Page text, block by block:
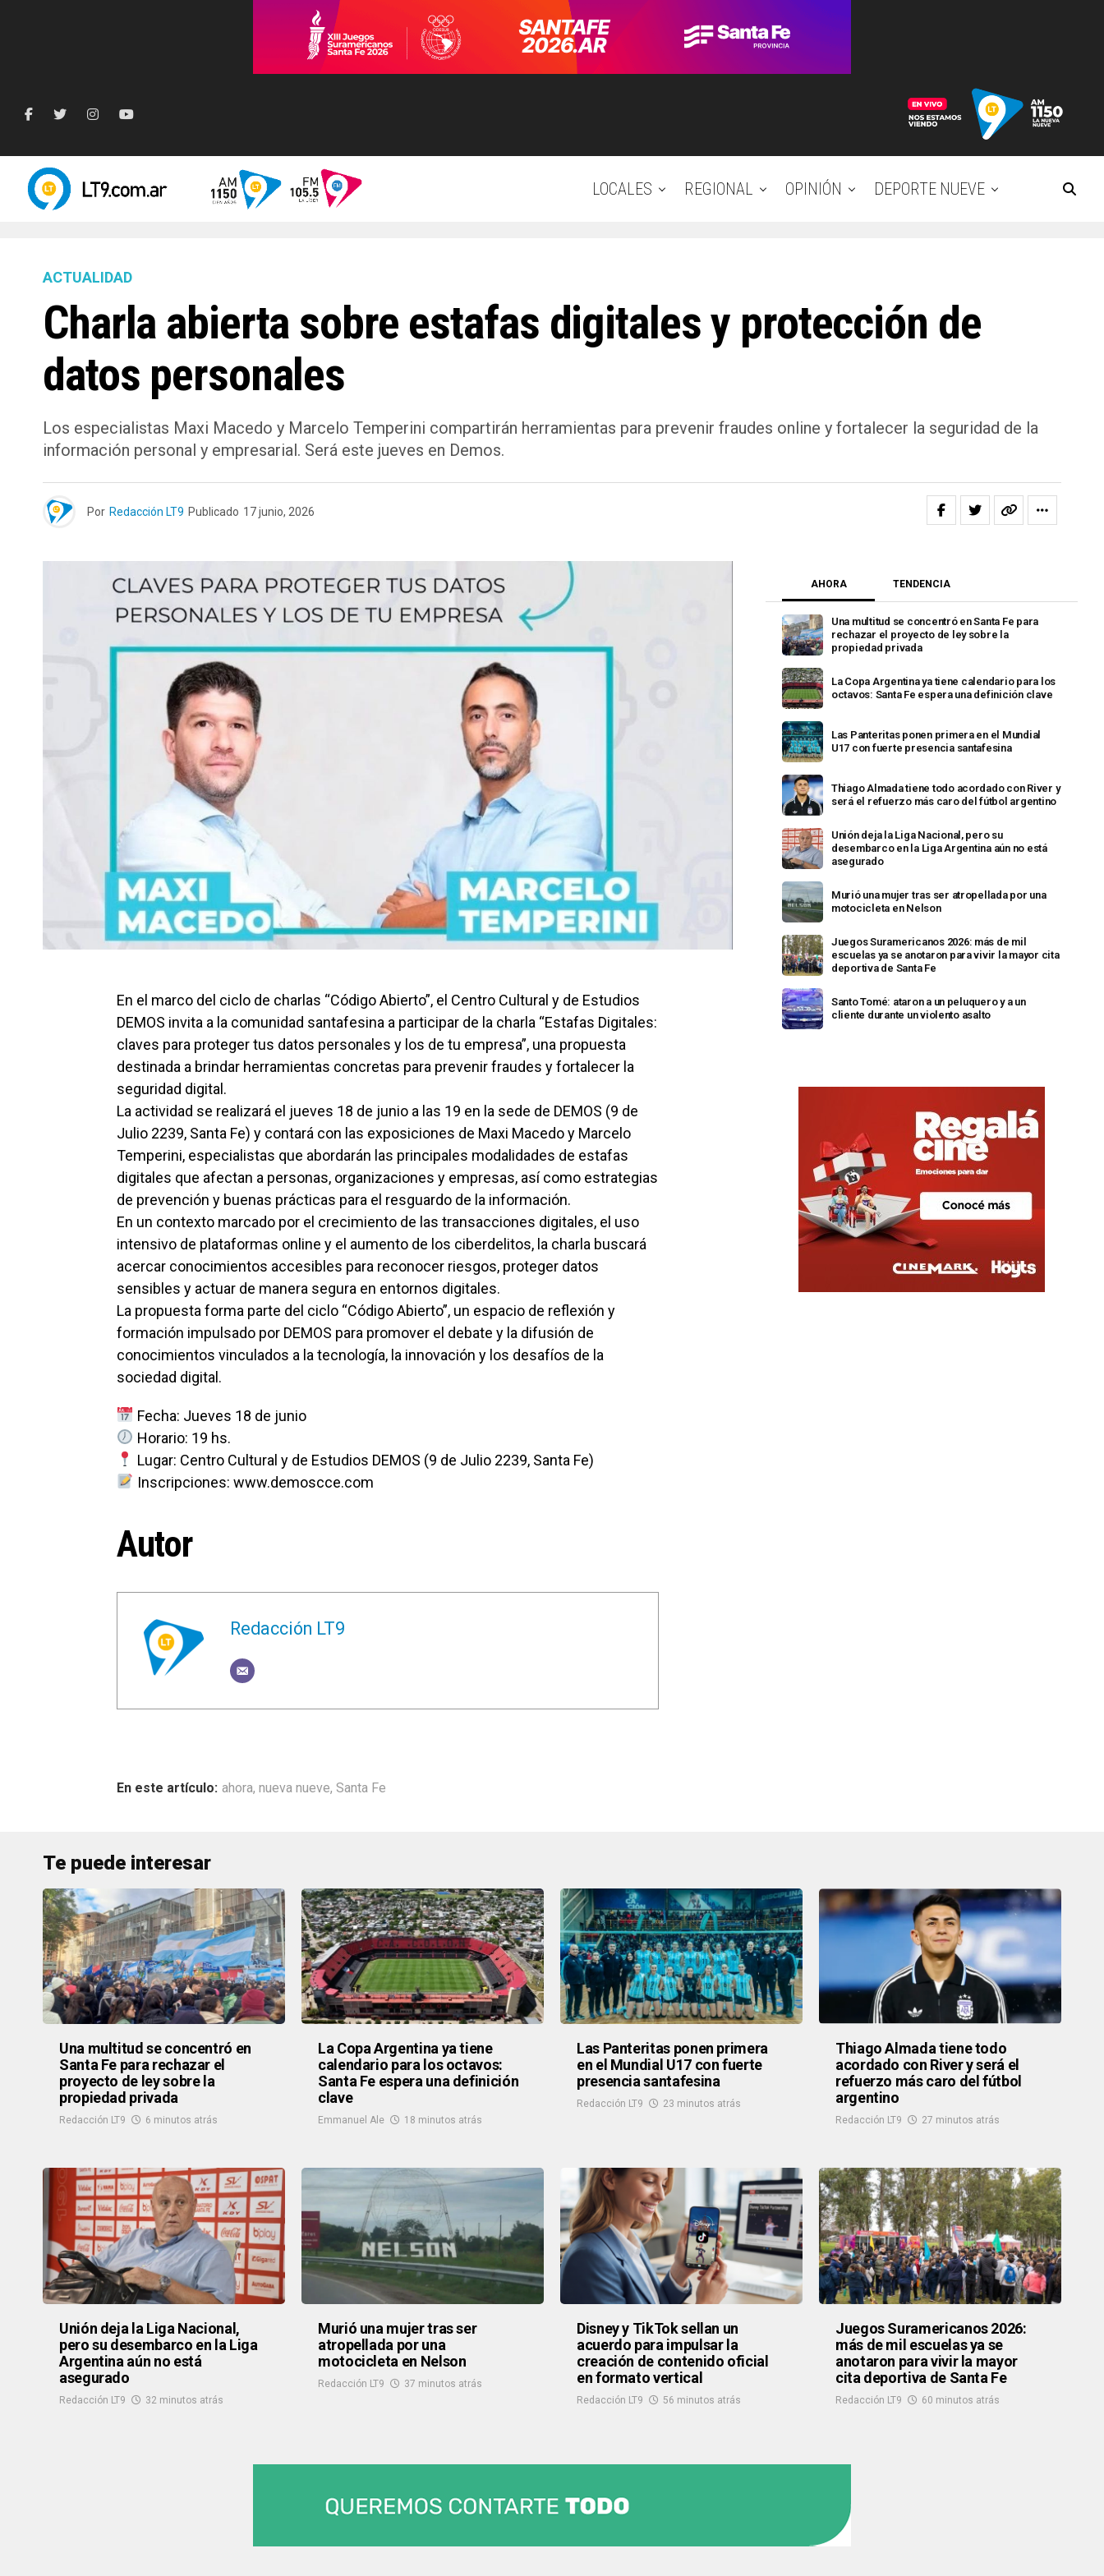
LOCALES REGIONAL OPINIÓN DEPORTE NUEVE
ACTUALIDAD
Charla abierta sobre estafas digitales y protección de
datos personales
Los especialistas Maxi Macedo y Marcelo Temperini compartirán herramientas para prevenir fraudes online y fortalecer la seguridad de la
información personal y empresarial. Será este jueves en Demos.
Por Redacción LT9 Publicado 17 junio, 2026
En el marco del ciclo de charlas “Código Abierto”, el Centro Cultural y de Estudios
DEMOS invita a la comunidad santafesina a participar de la charla “Estafas Digitales:
claves para proteger tus datos personales y los de tu empresa”, una propuesta
destinada a brindar herramientas concretas para prevenir fraudes y fortalecer la
seguridad digital.
La actividad se realizará el jueves 18 de junio a las 19 en la sede de DEMOS (9 de
Julio 2239, Santa Fe) y contará con las exposiciones de Maxi Macedo y Marcelo
Temperini, especialistas que abordarán las principales modalidades de estafas
digitales que afectan a personas, organizaciones y empresas, así como estrategias
de prevención y buenas prácticas para el resguardo de la información.
En un contexto marcado por el crecimiento de las transacciones digitales, el uso
intensivo de plataformas online y el aumento de los ciberdelitos, la charla buscará
acercar conocimientos accesibles para reconocer riesgos, proteger datos
sensibles y actuar de manera segura en entornos digitales.
La propuesta forma parte del ciclo “Código Abierto”, un espacio de reflexión y
formación impulsado por DEMOS para promover el debate y la difusión de
conocimientos vinculados a la tecnología, la innovación y los desafíos de la
sociedad digital.
Fecha: Jueves 18 de junio
Horario: 19 hs.
Lugar: Centro Cultural y de Estudios DEMOS (9 de Julio 2239, Santa Fe)
Inscripciones: www.demoscce.com
Autor
Redacción LT9
ahora, nueva nueve, Santa Fe
AHORA TENDENCIA
Una multitud se concentró en Santa Fe para
rechazar el proyecto de ley sobre la
propiedad privada
La Copa Argentina ya tiene calendario para los
octavos: Santa Fe espera una definición clave
Las Panteritas ponen primera en el Mundial
U17 con fuerte presencia santafesina
Thiago Almada tiene todo acordado con River y
será el refuerzo más caro del fútbol argentino
Unión deja la Liga Nacional, pero su
desembarco en la Liga Argentina aún no está
asegurado
Murió una mujer tras ser atropellada por una
motocicleta en Nelson
Juegos Suramericanos 2026: más de mil
escuelas ya se anotaron para vivir la mayor cita
deportiva de Santa Fe
Santo Tomé: ataron a un peluquero y a un
cliente durante un violento asalto
Te puede interesar
Una multitud se concentró en
Santa Fe para rechazar el
proyecto de ley sobre la
propiedad privada
Redacción LT9 6 minutos atrás
La Copa Argentina ya tiene
calendario para los octavos:
Santa Fe espera una definición
clave
Emmanuel Ale 18 minutos atrás
Las Panteritas ponen primera
en el Mundial U17 con fuerte
presencia santafesina
Redacción LT9 23 minutos atrás
Thiago Almada tiene todo
acordado con River y será el
refuerzo más caro del fútbol
argentino
Redacción LT9 27 minutos atrás
Unión deja la Liga Nacional,
pero su desembarco en la Liga
Argentina aún no está
asegurado
Redacción LT9 32 minutos atrás
Murió una mujer tras ser
atropellada por una
motocicleta en Nelson
Redacción LT9 37 minutos atrás
Disney y TikTok sellan un
acuerdo para impulsar la
creación de contenido oficial
en formato vertical
Redacción LT9 56 minutos atrás
Juegos Suramericanos 2026:
más de mil escuelas ya se
anotaron para vivir la mayor
cita deportiva de Santa Fe
Redacción LT9 60 minutos atrás